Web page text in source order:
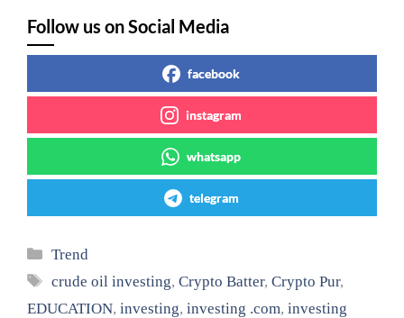
Follow us on Social Media
facebook
instagram
whatsapp
telegram
Categories
Trend
Tags
crude oil investing,Crypto Batter,Crypto Pur,
EDUCATION, investing, investing .com, investing